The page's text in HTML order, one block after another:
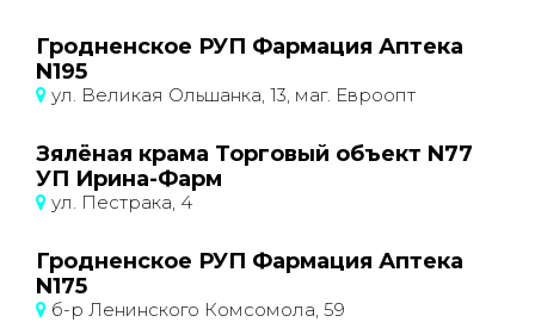
Гродненское РУП Фармация Аптека
N195
ул. Великая Ольшанка, 13, маг. Евроопт
Зялёная крама Торговый объект N77
УП Ирина-Фарм
ул. Пестрака, 4
Гродненское РУП Фармация Аптека
N175
б-р Ленинского Комсомола, 59